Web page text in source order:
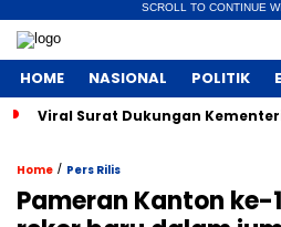
SCROLL TO CONTINUE
HOME NASIONAL POLITIK
Viral Surat Dukungan
Home / Pers Rilis
Pameran Kanton ke-